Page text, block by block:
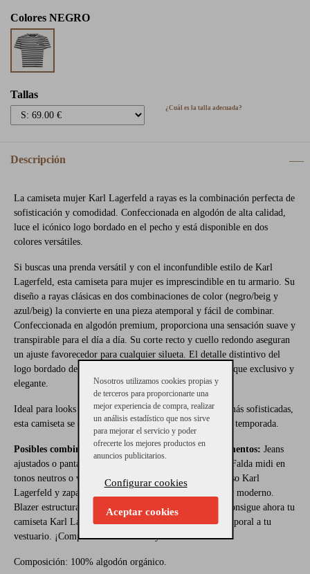
Colores NEGRO
Tallas
¿Cuál es la talla adecuada?
Descripción
La camiseta mujer Karl Lagerfeld a rayas es la combinación perfecta de
sofisticación y comodidad. Confeccionada en algodón de alta calidad,
luce el icónico logo bordado en el pecho y está disponible en dos
colores versátiles.
Si buscas una prenda versátil y con el inconfundible estilo de Karl
Lagerfeld, esta camiseta para mujer es imprescindible en tu armario. Su
diseño a rayas clásicas en dos combinaciones de color (negro/beig y
azul/beig) la convierte en una pieza atemporal y fácil de combinar.
Confeccionada en algodón premium, proporciona una sensación suave y
transpirable para el día a día. Su corte recto y cuello redondo aseguran
un ajuste favorecedor para cualquier silueta. El detalle distintivo del
logo bordado de Karl Lagerfeld en el pecho añade un toque exclusivo y
elegante.
Ideal para looks casuales o para combinar con prendas más sofisticadas,
esta camiseta se convertirá en tu favorita temporada tras temporada.
Posibles combinaciones con otras prendas o complementos: Jeans
ajustados o pantalón de sastre para un look casual chic. Falda midi en
tonos neutros o vibrantes para un toque sofisticado. Bolso Karl
Lagerfeld y zapatillas deportivas para un estilo urbano y moderno.
Blazer estructurado para un outfit elegante y versátil. Consigue ahora tu
camiseta Karl Lagerfeld y añade un toque de estilo atemporal a tu
vestuario. ¡Compra online en Gallery Carrile!
Composición: 100% algodón orgánico.
Nosotros utilizamos cookies propias y
de terceros para proporcionarte una
mejor experiencia de compra, realizar
un análisis estadístico que nos sirve
para mejorar el servicio y poder
ofrecerte los mejores productos en
anuncios publicitarios.
Configurar cookies
Aceptar cookies